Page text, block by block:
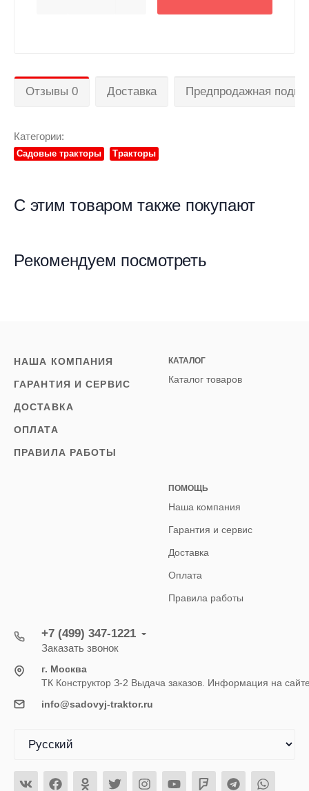
Отзывы 0 Доставка Предпродажная
Категории:
Садовые тракторы Тракторы
С этим товаром также покупают
Рекомендуем посмотреть
НАША КОМПАНИЯ
ГАРАНТИЯ И СЕРВИС
ДОСТАВКА
ОПЛАТА
ПРАВИЛА РАБОТЫ
КАТАЛОГ
Каталог товаров
ПОМОЩЬ
Наша компания
Гарантия и сервис
Доставка
Оплата
Правила работы
+7 (499) 347-1221
Заказать звонок
г. Москва
ТК Конструктор З-2 Выдача заказов. Информация на
info@sadovyj-traktor.ru